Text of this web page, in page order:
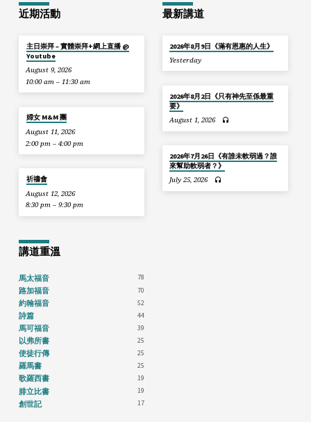
近期活動
主日崇拜 – 實體崇拜+網上直播 @
Youtube
August 9, 2026
10:00 am – 11:30 am
婦女 M&M 團
August 11, 2026
2:00 pm – 4:00 pm
祈禱會
August 12, 2026
8:30 pm – 9:30 pm
最新講道
2026年8月9日《滿有恩惠的人生》
Yesterday
2026年8月2日《只有神先至係最重
要》
August 1, 2026
2026年7月26日《有誰未軟弱過？誰
來幫助軟弱者？》
July 25, 2026
講道重溫
馬太福音 78
路加福音 70
約翰福音 52
詩篇 44
馬可福音 39
以弗所書 25
使徒行傳 25
羅馬書 25
歌羅西書 19
腓立比書 19
創世記 17